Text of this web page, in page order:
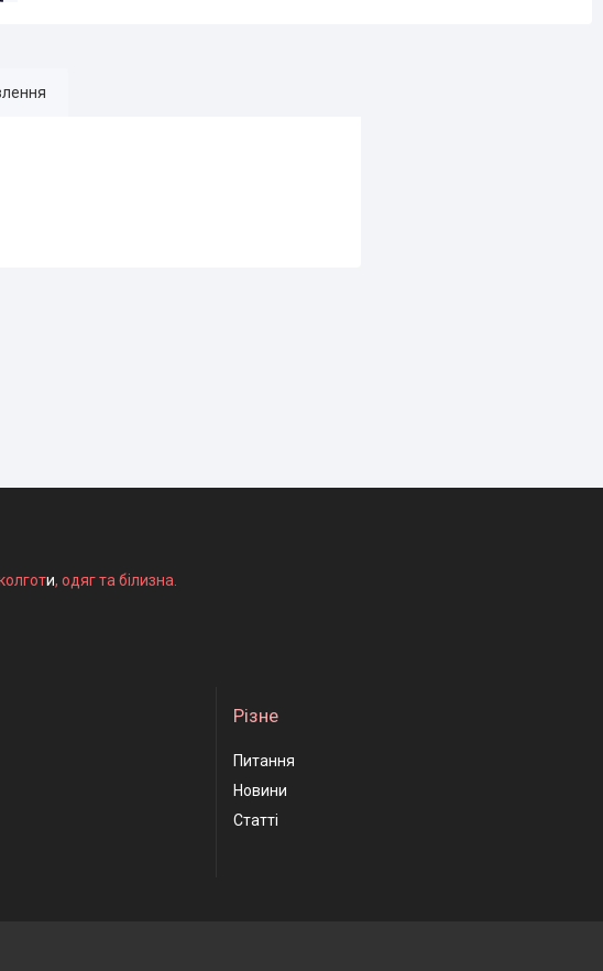
и, одяг та білизна.
Різне
Питання
Новини
Статті